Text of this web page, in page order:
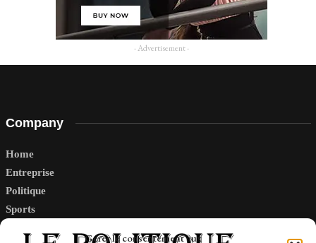
Gérer le consentement aux
- Advertisement -
Company
Home
Entreprise
Politique
Sports